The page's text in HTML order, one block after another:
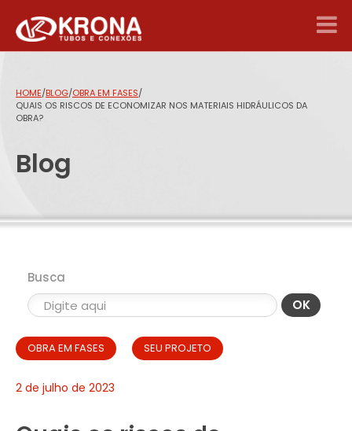
HOME/BLOG/OBRA EM FASES/
QUAIS OS RISCOS DE ECONOMIZAR NOS MATERIAIS HIDRÁULICOS DA
OBRA?
Blog
Busca
OK
OBRA EM FASES SEU PROJETO
2 de julho de 2023